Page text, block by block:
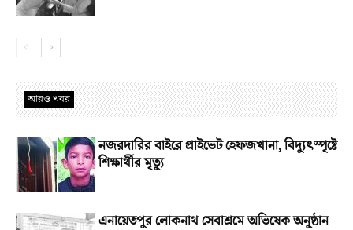
আরও খবর
নজরদারির বাইরে প্রাইভেট হেফজখানা, বিদ্যুৎস্পৃষ্টে
শিক্ষার্থীর মৃত্যু
এনায়েতপুর লোকনাথ সেবাশ্রমে অভিষেক অনুষ্ঠান